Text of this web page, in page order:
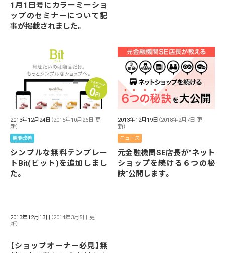
1月1日号にカラーミーショ
ップのセミナーについて記
事が掲載されました。
2013年12月24日 （2015年10月26日 更
新）
機能改善
シンプルな無料テンプレー
トBit(ビット)を追加しまし
た。
2013年12月19日 （2018年2月7日 更
新）
ニュース
元金融機関SE店長が”ネット
ショップを続ける６つの秘
訣”公開します。
2013年12月13日 （2014年3月5日 更
新）
【ショップオーナー必見】無